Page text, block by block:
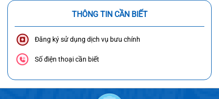
THÔNG TIN CẦN BIẾT
Đăng ký sử dụng dịch vụ bưu chính
Số điện thoại cần biết